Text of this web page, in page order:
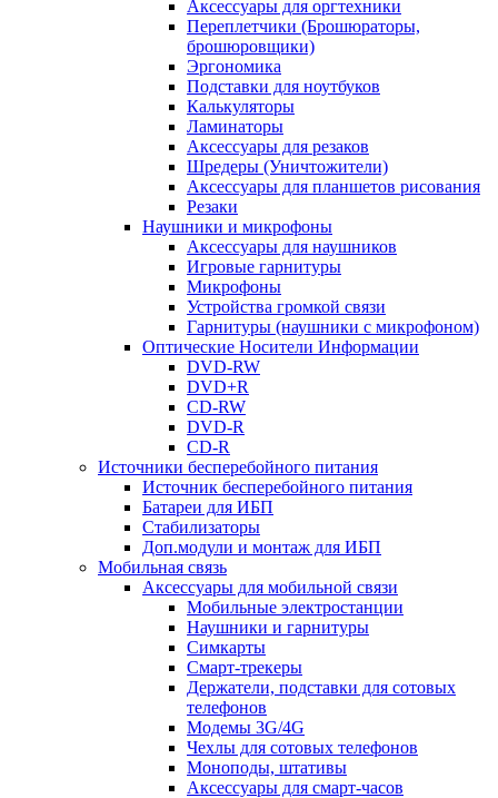
Аксессуары для оргтехники
Переплетчики (Брошюраторы,
брошюровщики)
Эргономика
Подставки для ноутбуков
Калькуляторы
Ламинаторы
Аксессуары для резаков
Шредеры (Уничтожители)
Аксессуары для планшетов рисования
Резаки
Наушники и микрофоны
Аксессуары для наушников
Игровые гарнитуры
Микрофоны
Устройства громкой связи
Гарнитуры (наушники с микрофоном)
Оптические Носители Информации
DVD-RW
DVD+R
CD-RW
DVD-R
CD-R
Источники бесперебойного питания
Источник бесперебойного питания
Батареи для ИБП
Стабилизаторы
Доп.модули и монтаж для ИБП
Мобильная связь
Аксессуары для мобильной связи
Мобильные электростанции
Наушники и гарнитуры
Симкарты
Смарт-трекеры
Держатели, подставки для сотовых
телефонов
Модемы 3G/4G
Чехлы для сотовых телефонов
Моноподы, штативы
Аксессуары для смарт-часов